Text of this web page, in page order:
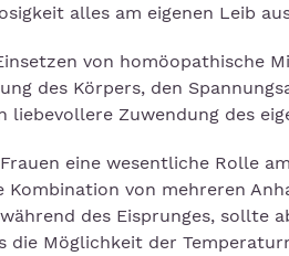
alles am eigenen Leib
von homöopathische
des Körpers, den
Zuwendung des
eine wesentliche Rolle
von mehreren
des Eisprunges, sollte
die Möglichkeit der